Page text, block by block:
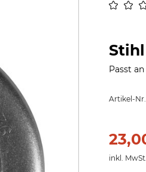
Passt an
Artikel-
inkl.